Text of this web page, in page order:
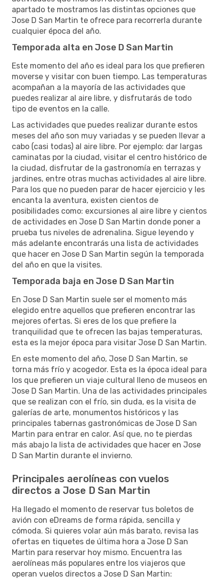
apartado te mostramos las distintas opciones que
Jose D San Martin te ofrece para recorrerla durante
cualquier época del año.
Temporada alta en Jose D San Martin
Este momento del año es ideal para los que prefieren
moverse y visitar con buen tiempo. Las temperaturas
acompañan a la mayoría de las actividades que
puedes realizar al aire libre, y disfrutarás de todo
tipo de eventos en la calle.
Las actividades que puedes realizar durante estos
meses del año son muy variadas y se pueden llevar a
cabo (casi todas) al aire libre. Por ejemplo: dar largas
caminatas por la ciudad, visitar el centro histórico de
la ciudad, disfrutar de la gastronomía en terrazas y
jardines, entre otras muchas actividades al aire libre.
Para los que no pueden parar de hacer ejercicio y les
encanta la aventura, existen cientos de
posibilidades como: excursiones al aire libre y cientos
de actividades en Jose D San Martin donde poner a
prueba tus niveles de adrenalina. Sigue leyendo y
más adelante encontrarás una lista de actividades
que hacer en Jose D San Martin según la temporada
del año en que la visites.
Temporada baja en Jose D San Martin
En Jose D San Martin suele ser el momento más
elegido entre aquellos que prefieren encontrar las
mejores ofertas. Si eres de los que prefiere la
tranquilidad que te ofrecen las bajas temperaturas,
esta es la mejor época para visitar Jose D San Martin.
En este momento del año, Jose D San Martin, se
torna más frío y acogedor. Esta es la época ideal para
los que prefieren un viaje cultural lleno de museos en
Jose D San Martin. Una de las actividades principales
que se realizan con el frío, sin duda, es la visita de
galerías de arte, monumentos históricos y las
principales tabernas gastronómicas de Jose D San
Martin para entrar en calor. Así que, no te pierdas
más abajo la lista de actividades que hacer en Jose
D San Martin durante el invierno.
Principales aerolíneas con vuelos
directos a Jose D San Martin
Ha llegado el momento de reservar tus boletos de
avión con eDreams de forma rápida, sencilla y
cómoda. Si quieres volar aún más barato, revisa las
ofertas en tiquetes de última hora a Jose D San
Martin para reservar hoy mismo. Encuentra las
aerolíneas más populares entre los viajeros que
operan vuelos directos a Jose D San Martin: